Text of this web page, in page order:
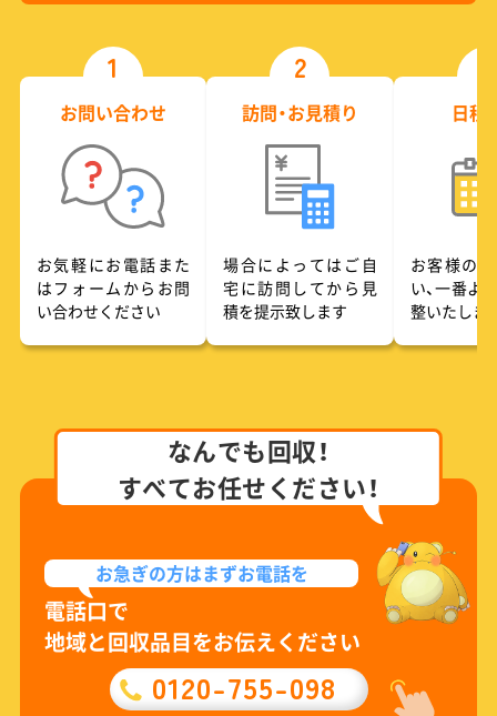
1
お問い合わせ
お気軽にお電話また
はフォームからお問
い合わせください
2
訪問・お見積り
場合によってはご自
宅に訪問してから見
積を提示致します
日程
お客様の
い、一番よ
整いたしま
なんでも回収！
すべてお任せください！
お急ぎの方はまずお電話を
電話口で
地域と回収品目をお伝えください
0120-755-098